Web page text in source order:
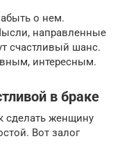
о нем.
направленные
счастливый шанс.
интересным.
в браке
сделать женщину
Вот залог